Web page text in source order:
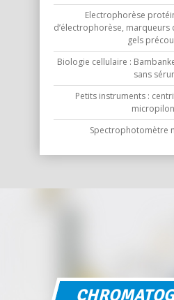
Electrophorèse
d’électrophorèse,
gels
Biologie cellulaire :
sans
Petits instruments :
Spectrophotomètre